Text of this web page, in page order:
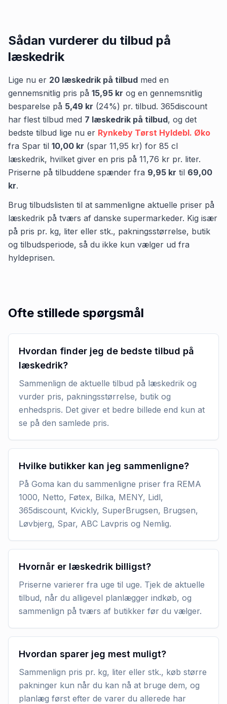
Sådan vurderer du tilbud på
læskedrik
Lige nu er 20 læskedrik på tilbud med en
gennemsnitlig pris på 15,95 kr og en gennemsnitlig
besparelse på 5,49 kr (24%) pr. tilbud. 365discount
har flest tilbud med 7 læskedrik på tilbud, og det
bedste tilbud lige nu er Rynkeby Tørst Hyldebl. Øko
fra Spar til 10,00 kr (spar 11,95 kr) for 85 cl
læskedrik, hvilket giver en pris på 11,76 kr pr. liter.
Priserne på tilbuddene spænder fra 9,95 kr til 69,00
kr.
Brug tilbudslisten til at sammenligne aktuelle priser på
læskedrik på tværs af danske supermarkeder. Kig især
på pris pr. kg, liter eller stk., pakningsstørrelse, butik
og tilbudsperiode, så du ikke kun vælger ud fra
hyldeprisen.
Ofte stillede spørgsmål
Hvordan finder jeg de bedste tilbud på
læskedrik?
Sammenlign de aktuelle tilbud på læskedrik og
vurder pris, pakningsstørrelse, butik og
enhedspris. Det giver et bedre billede end kun at
se på den samlede pris.
Hvilke butikker kan jeg sammenligne?
På Goma kan du sammenligne priser fra REMA
1000, Netto, Føtex, Bilka, MENY, Lidl,
365discount, Kvickly, SuperBrugsen, Brugsen,
Løvbjerg, Spar, ABC Lavpris og Nemlig.
Hvornår er læskedrik billigst?
Priserne varierer fra uge til uge. Tjek de aktuelle
tilbud, når du alligevel planlægger indkøb, og
sammenlign på tværs af butikker før du vælger.
Hvordan sparer jeg mest muligt?
Sammenlign pris pr. kg, liter eller stk., køb større
pakninger kun når du kan nå at bruge dem, og
planlæg først efter de varer du allerede har